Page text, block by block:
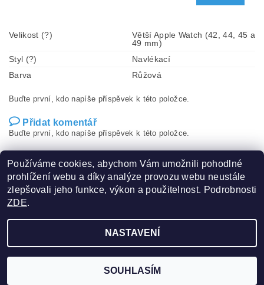
Velikost (?)
Větší Apple Watch (42, 44, 45 a
49 mm)
Styl (?)
Navlékací
Barva
Růžová
Buďte první, kdo napíše příspěvek k této položce.
Přidat komentář
Buďte první, kdo napíše příspěvek k této položce.
2026 ©yApple.cz, všechna práva vyhrazena
Vytvořil Shoptet
Používáme cookies, abychom Vám umožnili pohodlné
prohlížení webu a díky analýze provozu webu neustále
zlepšovali jeho funkce, výkon a použitelnost. Podrobnosti
ZDE.
NASTAVENÍ
SOUHLASÍM